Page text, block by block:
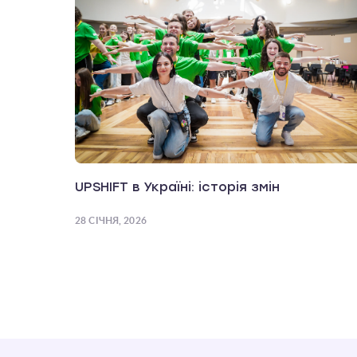
UPSHIFT в Україні: історія змін
28 СІЧНЯ, 2026